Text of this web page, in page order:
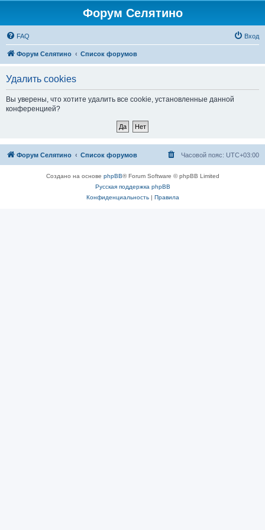
Форум Селятино
FAQ Вход
Форум Селятино Список форумов
Удалить cookies
Вы уверены, что хотите удалить все cookie, установленные данной
конференцией?
Форум Селятино Список форумов Часовой пояс: UTC+03:00
Создано на основе phpBB® Forum Software © phpBB Limited
Русская поддержка phpBB
Конфиденциальность| Правила